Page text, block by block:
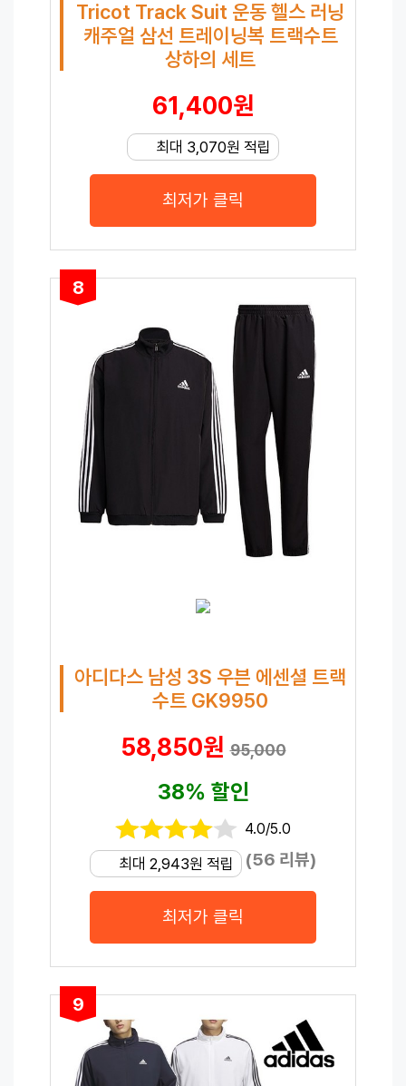
Tricot Track Suit 운동 헬스 러닝
캐주얼 삼선 트레이닝복 트랙수트
상하의 세트
61,400원
최대 3,070원 적립
최저가 클릭
8
아디다스 남성 3S 우븐 에센셜 트랙
수트 GK9950
58,850원95,000
38% 할인
4.0/5.0
최대 2,943원 적립 (56 리뷰)
최저가 클릭
9